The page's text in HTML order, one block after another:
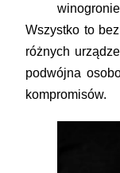
Wszystko to
różnych
podwójna
kompromisów.